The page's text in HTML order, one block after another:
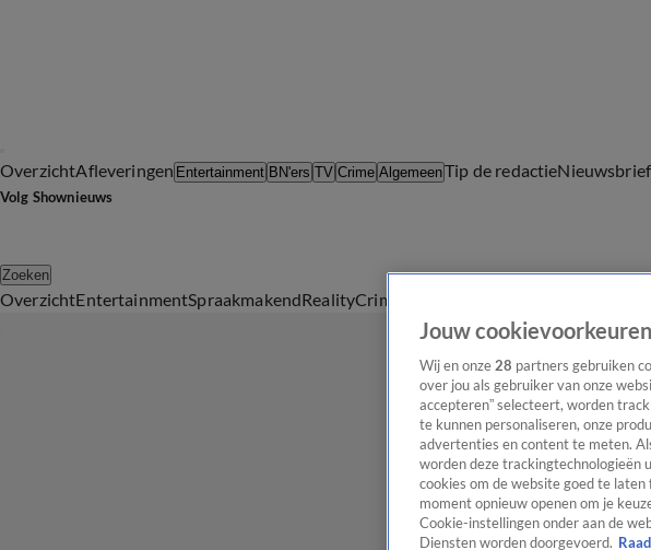
OverzichtAfleveringen Entertainment BN'ers TV Crime AlgemeenTip de redactieNieuwsbrief
Volg Shownieuws
Zoeken
OverzichtEntertainmentSpraakmakendRealityCrime
Jouw cookievoorkeuren
Wij en onze 28 partners gebruiken
over jou als gebruiker van onze
accepteren” selecteert, worden
te kunnen personaliseren, onze
advertenties en content te meten.
worden deze trackingtechnologieën
cookies om de website goed te
moment opnieuw openen om je
Cookie-instellingen onder aan de
Diensten worden doorgevoerd.